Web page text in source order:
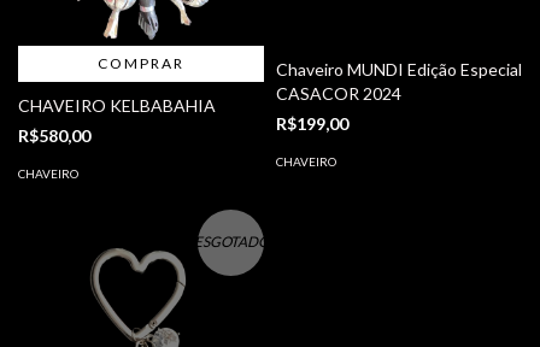
COMPRAR
CHAVEIRO KELBABAHIA
R$580,00
CHAVEIRO
Chaveiro MUNDI Edição Especial
CASACOR 2024
R$199,00
CHAVEIRO
ESGOTADO